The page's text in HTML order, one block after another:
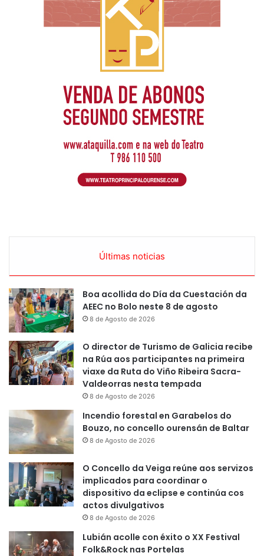
Últimas noticias
Boa acollida do Día da Cuestación da
AEEC no Bolo neste 8 de agosto
8 de Agosto de 2026
O director de Turismo de Galicia recibe
na Rúa aos participantes na primeira
viaxe da Ruta do Viño Ribeira Sacra-
Valdeorras nesta tempada
8 de Agosto de 2026
Incendio forestal en Garabelos do
Bouzo, no concello ourensán de Baltar
8 de Agosto de 2026
O Concello da Veiga reúne aos servizos
implicados para coordinar o
dispositivo da eclipse e continúa cos
actos divulgativos
8 de Agosto de 2026
Lubián acolle con éxito o XX Festival
Folk&Rock nas Portelas